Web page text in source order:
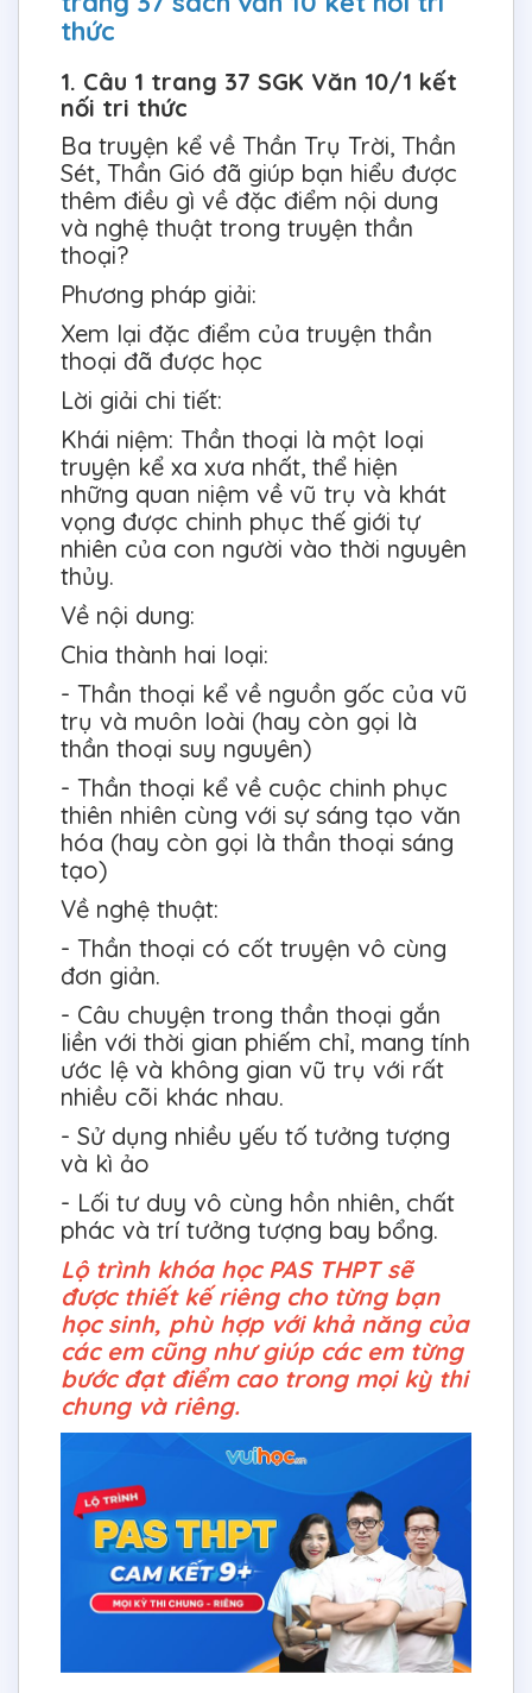
thức
1. Câu 1 trang 37 SGK Văn 10/1 kết
nối tri thức
Ba truyện kể về Thần Trụ Trời, Thần
Sét, Thần Gió đã giúp bạn hiểu được
thêm điều gì về đặc điểm nội dung
và nghệ thuật trong truyện thần
thoại?
Phương pháp giải:
Xem lại đặc điểm của truyện thần
thoại đã được học
Lời giải chi tiết:
Khái niệm: Thần thoại là một loại
truyện kể xa xưa nhất, thể hiện
những quan niệm về vũ trụ và khát
vọng được chinh phục thế giới tự
nhiên của con người vào thời nguyên
thủy.
Về nội dung:
Chia thành hai loại:
- Thần thoại kể về nguồn gốc của vũ
trụ và muôn loài (hay còn gọi là
thần thoại suy nguyên)
- Thần thoại kể về cuộc chinh phục
thiên nhiên cùng với sự sáng tạo văn
hóa (hay còn gọi là thần thoại sáng
tạo)
Về nghệ thuật:
- Thần thoại có cốt truyện vô cùng
đơn giản.
- Câu chuyện trong thần thoại gắn
liền với thời gian phiếm chỉ, mang tính
ước lệ và không gian vũ trụ với rất
nhiều cõi khác nhau.
- Sử dụng nhiều yếu tố tưởng tượng
và kì ảo
- Lối tư duy vô cùng hồn nhiên, chất
phác và trí tưởng tượng bay bổng.
Lộ trình khóa học PAS THPT sẽ
được thiết kế riêng cho từng bạn
học sinh, phù hợp với khả năng của
các em cũng như giúp các em từng
bước đạt điểm cao trong mọi kỳ thi
chung và riêng.